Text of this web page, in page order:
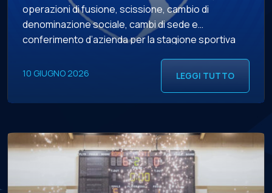
operazioni di fusione, scissione, cambio di
denominazione sociale, cambi di sede e
conferimento d’azienda per la stagione sportiva
essere effettuate a partire da oggi, mercoledì 10
10 GIUGNO 2026 LEGGI TUTTO